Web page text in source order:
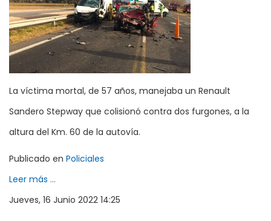
La víctima mortal, de 57 años, manejaba un Renault
Sandero Stepway que colisionó contra dos furgones, a la
altura del Km. 60 de la autovía.
Publicado en Policiales
Leer más ...
Jueves, 16 Junio 2022 14:25